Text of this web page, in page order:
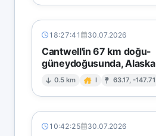
18:27:41 30.07.2026
Cantwell'in 67 km doğu-
güneydoğusunda, Alaska
0.5 km I 63.17, -147.71
10:42:25 30.07.2026